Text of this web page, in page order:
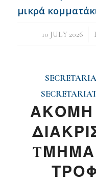
μικρά
10 JULY 2026
/
SECRETARIAT
ΑΚΟΜΗ
TΜΗΜΑ